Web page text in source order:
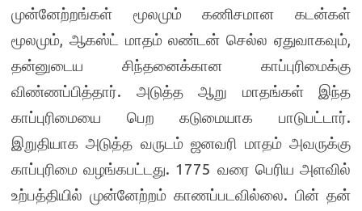
முன்னேற்றங்கள் மூலமும் கணிசமான கடன்கள்
மூலமும், ஆகஸ்ட் மாதம் லண்டன் செல்ல ஏதுவாகவும்,
தன்னுடைய சிந்தனைக்கான காப்புரிமைக்கு
விண்ணப்பித்தார். அடுத்த ஆறு மாதங்கள் இந்த
காப்புரிமையை பெற கடுமையாக பாடுபட்டார்.
இறுதியாக அடுத்த வருடம் ஜனவரி மாதம் அவருக்கு
காப்புரிமை வழங்கபட்டது. 1775 வரை பெரிய அளவில்
உற்பத்தியில் முன்னேற்றம் காணப்படவில்லை. பின் தன்